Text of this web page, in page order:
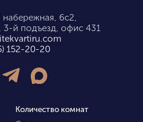
набережная, 6с2,
й подъезд, офис 431
152-20-20
Количество комнат